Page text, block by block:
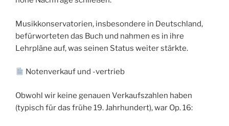
Musikkonservatorien, insbesondere in Deutschland,
befürworteten das Buch und nahmen es in ihre
Lehrpläne auf, was seinen Status weiter stärkte.
Notenverkauf und -vertrieb
Obwohl wir keine genauen Verkaufszahlen haben
(typisch für das frühe 19. Jahrhundert), war Op. 16: